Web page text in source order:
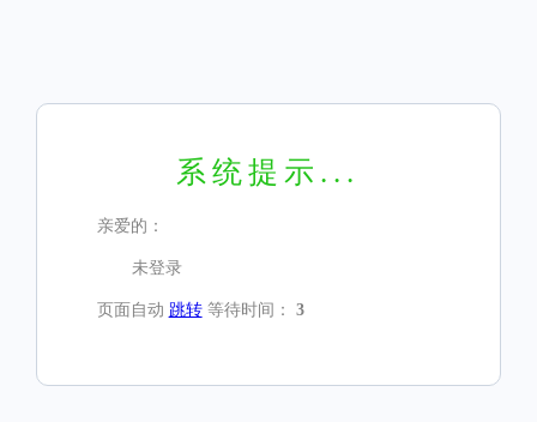
系统提示...
亲爱的：
未登录
页面自动 跳转等待时间： 3